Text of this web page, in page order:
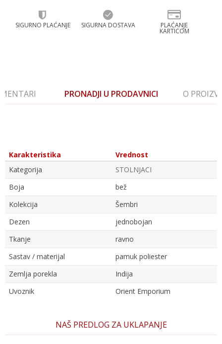
SIGURNO PLAĆANJE SIGURNA DOSTAVA PLAĆANJE
KARTICOM
PRONADJI U PRODAVNICI O
Karakteristika
Vrednost
Kategorija
STOLNJACI
Boja
bež
Kolekcija
Šembri
Dezen
jednobojan
Tkanje
ravno
Sastav / materijal
pamuk poliester
Zemlja porekla
Indija
Uvoznik
Orient Emporium
NAŠ PREDLOG ZA UKLAPANJE